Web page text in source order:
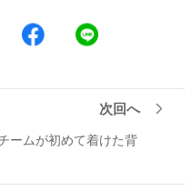
次回へ
ームが初めて着けた背